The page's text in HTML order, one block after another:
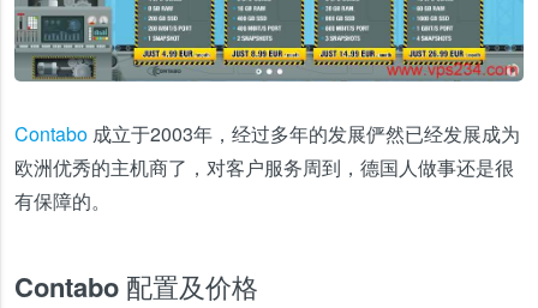
Contabo成立于2003年，经过多年的发展俨然已经发展成为
欧洲优秀的主机商了，对客户服务周到，德国人做事还是很
有保障的。
Contabo 配置及价格